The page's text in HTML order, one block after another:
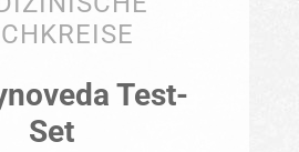
Test-
Set